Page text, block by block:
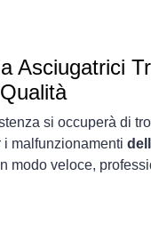
Asciugatrici
si occuperà di
i malfunzionamenti
modo veloce,